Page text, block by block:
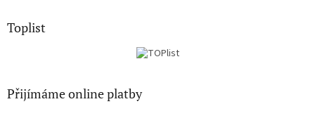
Toplist
Přijímáme online platby